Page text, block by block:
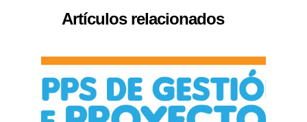
Artículos relacionados